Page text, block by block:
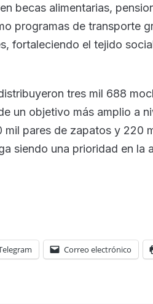
becas alimentarias,
programas de transporte
fortaleciendo el tejido
tres mil 688
un objetivo más amplio a
mil pares de zapatos y 220
siendo una prioridad en la
Correo electrónico